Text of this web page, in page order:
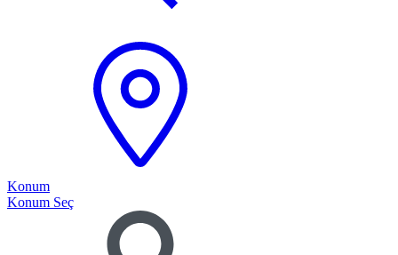
Konum
Konum Seç